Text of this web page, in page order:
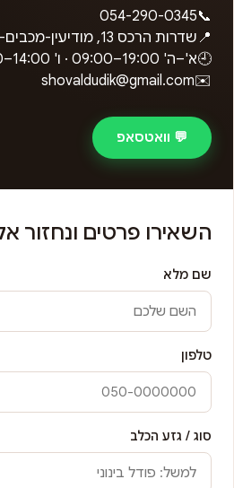
📞
054-290-0345
📍 שדרות הרכס 13, מודיעין-מכבים-רעות
🕘א'–ה' 09:00–19:00 · ו'
✉️
shovaldudik@gmail.com
💬 וואטסאפ
השאירו פרטים ונחזור
שם מלא
טלפון
סוג / גזע הכלב